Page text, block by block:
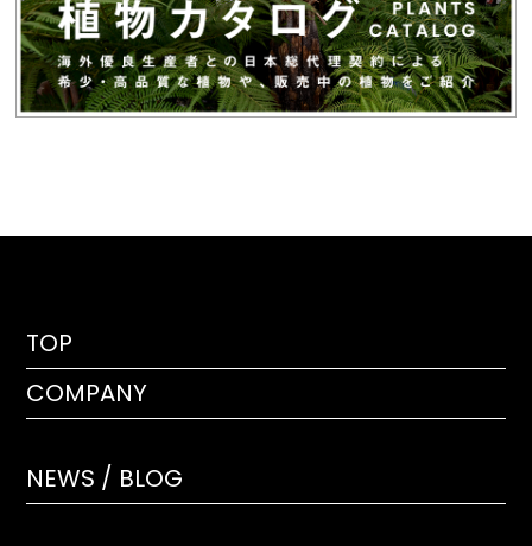
TOP
COMPANY
NEWS / BLOG